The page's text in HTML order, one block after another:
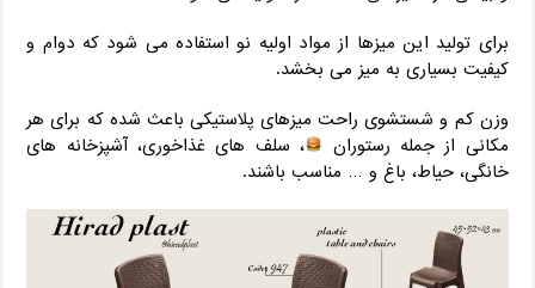
برای تولید این میزها از مواد اولیه نو استفاده می شود که دوام و
کیفیت بسیاری به میز می بخشد.
وزن کم و شستشوی راحت میزهای پلاستیکی باعث شده که برای هر
مکانی از جمله رستوران
، سلف های غذاخوری، آشپزخانه های
خانگی، حیاط، باغ و … مناسب باشند.